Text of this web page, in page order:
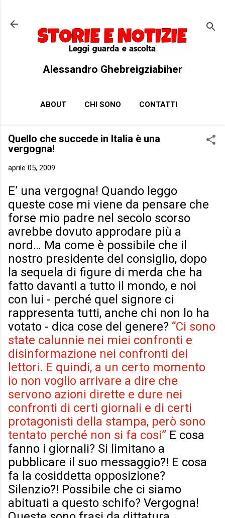
Alessandro Ghebreigziabiher
ABOUT CHI SONO CONTATTI
Quello che succede in Italia è una
vergogna!
aprile 05, 2009
E’ una vergogna! Quando leggo
queste cose mi viene da pensare che
forse mio padre nel secolo scorso
avrebbe dovuto approdare più a
nord… Ma come è possibile che il
nostro presidente del consiglio, dopo
la sequela di figure di merda che ha
fatto davanti a tutto il mondo, e noi
con lui - perché quel signore ci
rappresenta tutti, anche chi non lo ha
votato - dica cose del genere? “Ci sono
state calunnie nei miei confronti e
disinformazione nei confronti dei
lettori. E quindi, a un certo momento
io non voglio arrivare a dire che
servono azioni dirette e dure nei
confronti di certi giornali e di certi
protagonisti della stampa, però sono
tentato perché non si fa cosi” E cosa
fanno i giornali? Si limitano a
pubblicare il suo messaggio?! E cosa
fa la cosiddetta opposizione?
Silenzio?! Possibile che ci siamo
abituati a questo schifo? Vergogna!